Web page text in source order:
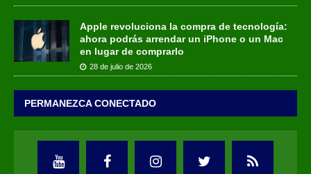
Apple revoluciona la compra de tecnología:
ahora podrás arrendar un iPhone o un Mac
en lugar de comprarlo
28 de julio de 2026
PERMANEZCA CONECTADO